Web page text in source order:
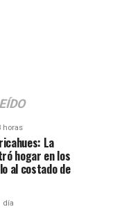
horas
La
hogar en los
al costado de
día